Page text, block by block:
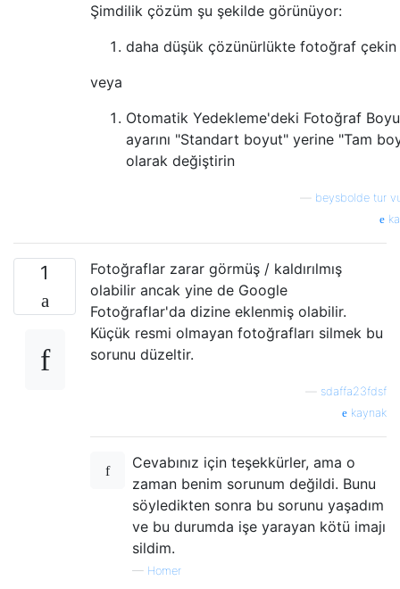
Şimdilik çözüm şu şekilde görünüyor:
daha düşük çözünürlükte fotoğraf çekin
veya
Otomatik Yedekleme'deki Fotoğraf
ayarını "Standart boyut" yerine "Tam
olarak değiştirin
beysbolde tur
1
Fotoğraflar zarar görmüş / kaldırılmış
olabilir ancak yine de Google
Fotoğraflar'da dizine eklenmiş olabilir.
Küçük resmi olmayan fotoğrafları silmek bu
sorunu düzeltir.
sdaffa23fdsf
kaynak
Cevabınız için teşekkürler, ama o
zaman benim sorunum değildi. Bunu
söyledikten sonra bu sorunu yaşadım
ve bu durumda işe yarayan kötü imajı
sildim.
— Homer